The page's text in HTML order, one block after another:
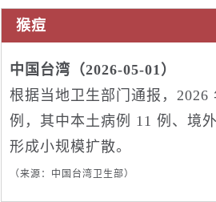
猴痘
中国台湾（2026-05-01）
根据当地卫生部门通报，
例，其中本土病例 11 例、境
形成小规模扩散。
（来源：中国台湾卫生部）